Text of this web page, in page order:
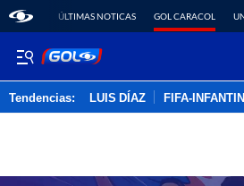
ÚLTIMAS NOTICAS GOL CARACOL
Tendencias: LUIS DÍAZ FIFA-